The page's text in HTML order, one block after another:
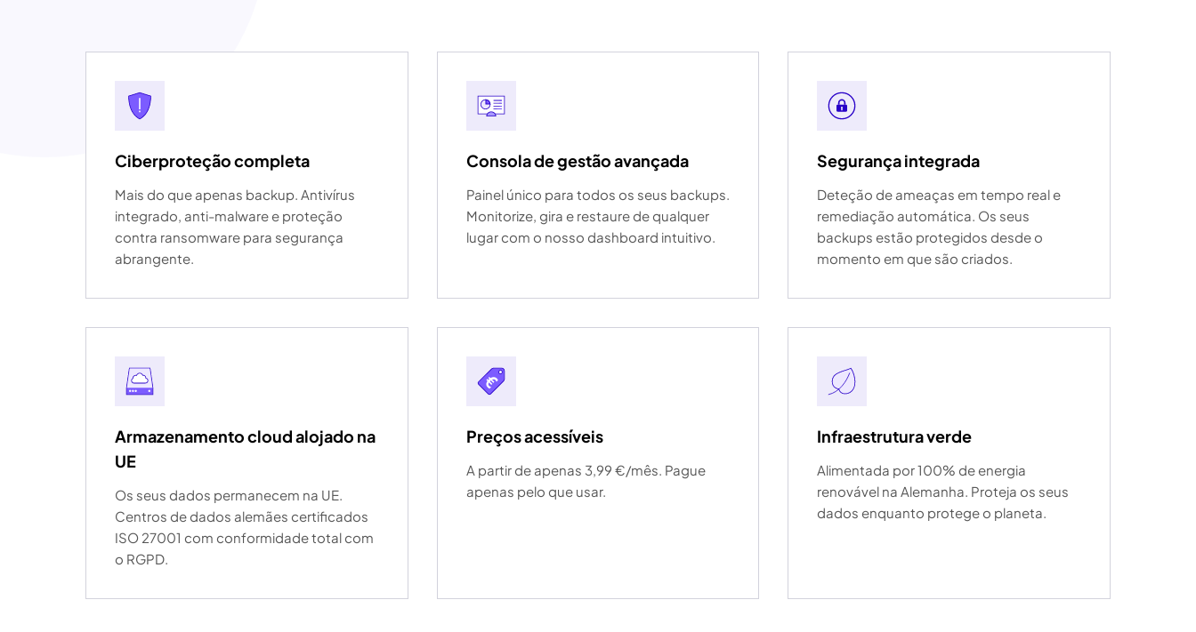
Ciberproteção completa
Mais do que apenas backup. Antivírus
integrado, anti-malware e proteção
contra ransomware para segurança
abrangente.
Consola de gestão avançada
Painel único para todos os seus backups.
Monitorize, gira e restaure de qualquer
lugar com o nosso dashboard intuitivo.
Segurança integrada
Deteção de ameaças em tempo real e
remediação automática. Os seus
backups estão protegidos desde o
momento em que são criados.
Armazenamento cloud alojado na
UE
Os seus dados permanecem na UE.
Centros de dados alemães certificados
ISO 27001 com conformidade total com
o RGPD.
Preços acessíveis
A partir de apenas 3,99 €/mês. Pague
apenas pelo que usar.
Infraestrutura verde
Alimentada por 100% de energia
renovável na Alemanha. Proteja os seus
dados enquanto protege o planeta.